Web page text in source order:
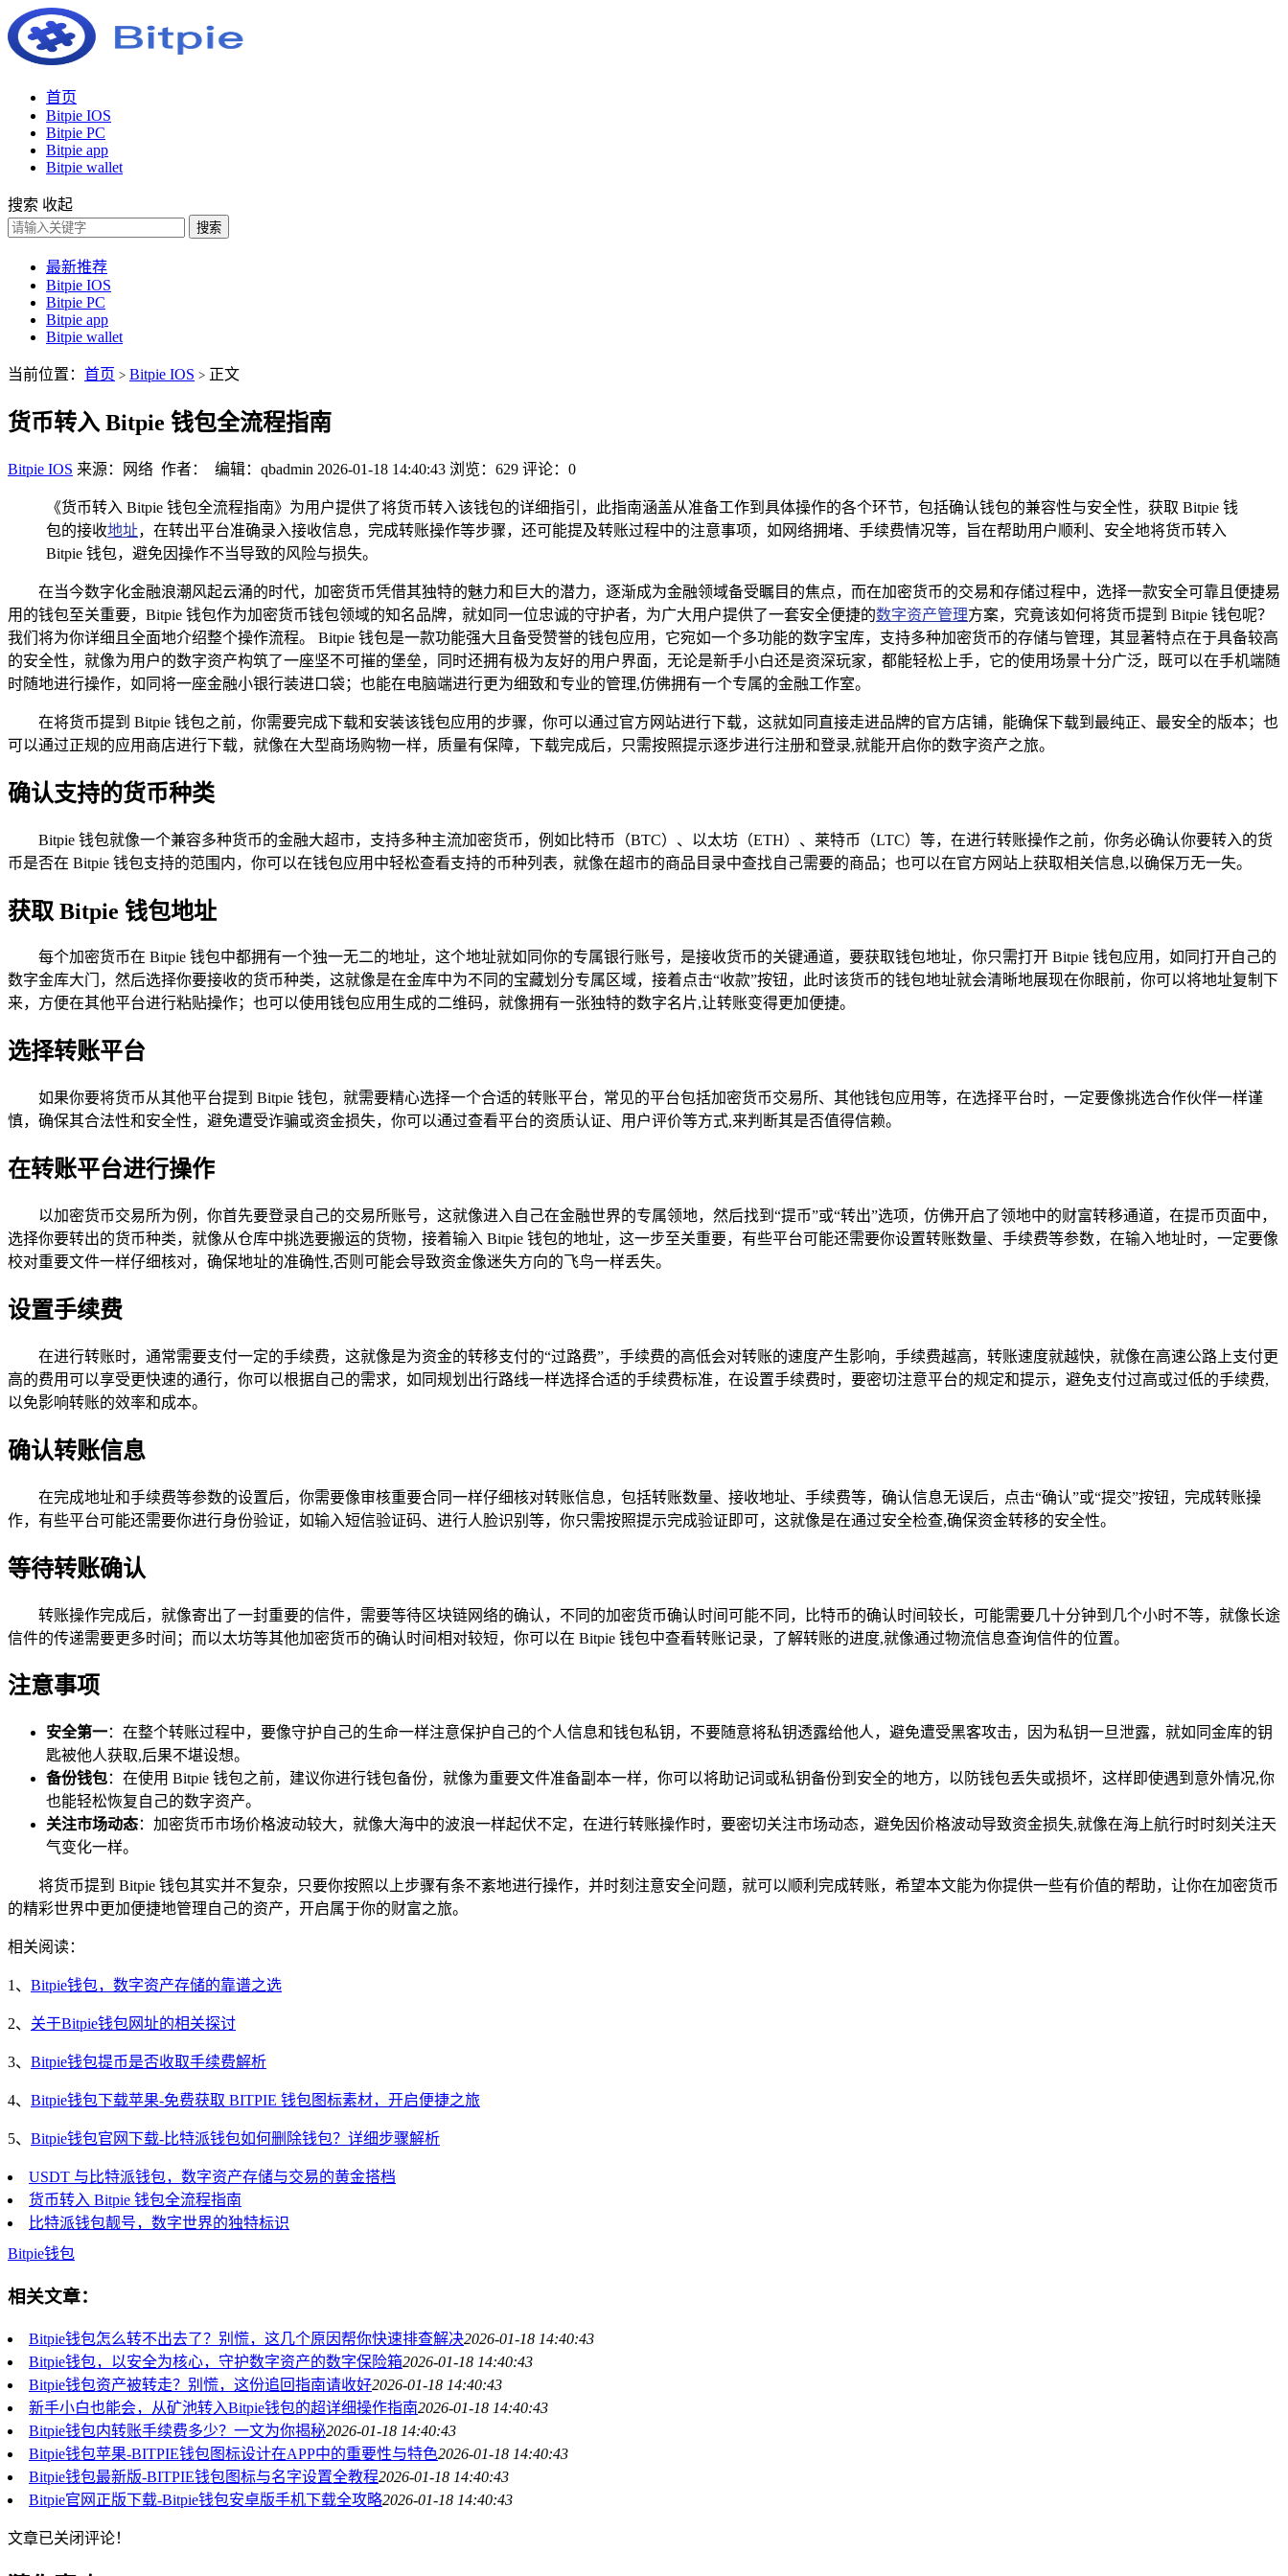
首页
Bitpie IOS
Bitpie PC
Bitpie app
Bitpie wallet
搜索 收起
搜索
最新推荐
Bitpie IOS
Bitpie PC
Bitpie app
Bitpie wallet
当前位置： 首页 > Bitpie IOS > 正文
货币转入 Bitpie 钱包全流程指南
Bitpie IOS 来源：网络 作者： 编辑：qbadmin 2026-01-18 14:40:43 浏览：629 评论：0
《货币转入 Bitpie 钱包全流程指南》为用户提供了将货币转入该钱包的详细指引，此指南涵盖从准备工作到具体操作的各个环节，包括确认钱包的兼容性与安全性，获取 Bitpie 钱
包的接收地址，在转出平台准确录入接收信息，完成转账操作等步骤，还可能提及转账过程中的注意事项，如网络拥堵、手续费情况等，旨在帮助用户顺利、安全地将货币转入
Bitpie 钱包，避免因操作不当导致的风险与损失。
在当今数字化金融浪潮风起云涌的时代，加密货币凭借其独特的魅力和巨大的潜力，逐渐成为金融领域备受瞩目的焦点，而在加密货币的交易和存储过程中，选择一款安全可靠且便捷易
用的钱包至关重要，Bitpie 钱包作为加密货币钱包领域的知名品牌，就如同一位忠诚的守护者，为广大用户提供了一套安全便捷的数字资产管理方案，究竟该如何将货币提到 Bitpie 钱包呢？
我们将为你详细且全面地介绍整个操作流程。 Bitpie 钱包是一款功能强大且备受赞誉的钱包应用，它宛如一个多功能的数字宝库，支持多种加密货币的存储与管理，其显著特点在于具备较高
的安全性，就像为用户的数字资产构筑了一座坚不可摧的堡垒，同时还拥有极为友好的用户界面，无论是新手小白还是资深玩家，都能轻松上手，它的使用场景十分广泛，既可以在手机端随
时随地进行操作，如同将一座金融小银行装进口袋；也能在电脑端进行更为细致和专业的管理,仿佛拥有一个专属的金融工作室。
在将货币提到 Bitpie 钱包之前，你需要完成下载和安装该钱包应用的步骤，你可以通过官方网站进行下载，这就如同直接走进品牌的官方店铺，能确保下载到最纯正、最安全的版本；也
可以通过正规的应用商店进行下载，就像在大型商场购物一样，质量有保障，下载完成后，只需按照提示逐步进行注册和登录,就能开启你的数字资产之旅。
确认支持的货币种类
Bitpie 钱包就像一个兼容多种货币的金融大超市，支持多种主流加密货币，例如比特币（BTC）、以太坊（ETH）、莱特币（LTC）等，在进行转账操作之前，你务必确认你要转入的货
币是否在 Bitpie 钱包支持的范围内，你可以在钱包应用中轻松查看支持的币种列表，就像在超市的商品目录中查找自己需要的商品；也可以在官方网站上获取相关信息,以确保万无一失。
获取 Bitpie 钱包地址
每个加密货币在 Bitpie 钱包中都拥有一个独一无二的地址，这个地址就如同你的专属银行账号，是接收货币的关键通道，要获取钱包地址，你只需打开 Bitpie 钱包应用，如同打开自己的
数字金库大门，然后选择你要接收的货币种类，这就像是在金库中为不同的宝藏划分专属区域，接着点击“收款”按钮，此时该货币的钱包地址就会清晰地展现在你眼前，你可以将地址复制下
来，方便在其他平台进行粘贴操作；也可以使用钱包应用生成的二维码，就像拥有一张独特的数字名片,让转账变得更加便捷。
选择转账平台
如果你要将货币从其他平台提到 Bitpie 钱包，就需要精心选择一个合适的转账平台，常见的平台包括加密货币交易所、其他钱包应用等，在选择平台时，一定要像挑选合作伙伴一样谨
慎，确保其合法性和安全性，避免遭受诈骗或资金损失，你可以通过查看平台的资质认证、用户评价等方式,来判断其是否值得信赖。
在转账平台进行操作
以加密货币交易所为例，你首先要登录自己的交易所账号，这就像进入自己在金融世界的专属领地，然后找到“提币”或“转出”选项，仿佛开启了领地中的财富转移通道，在提币页面中，
选择你要转出的货币种类，就像从仓库中挑选要搬运的货物，接着输入 Bitpie 钱包的地址，这一步至关重要，有些平台可能还需要你设置转账数量、手续费等参数，在输入地址时，一定要像
校对重要文件一样仔细核对，确保地址的准确性,否则可能会导致资金像迷失方向的飞鸟一样丢失。
设置手续费
在进行转账时，通常需要支付一定的手续费，这就像是为资金的转移支付的“过路费”，手续费的高低会对转账的速度产生影响，手续费越高，转账速度就越快，就像在高速公路上支付更
高的费用可以享受更快速的通行，你可以根据自己的需求，如同规划出行路线一样选择合适的手续费标准，在设置手续费时，要密切注意平台的规定和提示，避免支付过高或过低的手续费,
以免影响转账的效率和成本。
确认转账信息
在完成地址和手续费等参数的设置后，你需要像审核重要合同一样仔细核对转账信息，包括转账数量、接收地址、手续费等，确认信息无误后，点击“确认”或“提交”按钮，完成转账操
作，有些平台可能还需要你进行身份验证，如输入短信验证码、进行人脸识别等，你只需按照提示完成验证即可，这就像是在通过安全检查,确保资金转移的安全性。
等待转账确认
转账操作完成后，就像寄出了一封重要的信件，需要等待区块链网络的确认，不同的加密货币确认时间可能不同，比特币的确认时间较长，可能需要几十分钟到几个小时不等，就像长途
信件的传递需要更多时间；而以太坊等其他加密货币的确认时间相对较短，你可以在 Bitpie 钱包中查看转账记录，了解转账的进度,就像通过物流信息查询信件的位置。
注意事项
安全第一：在整个转账过程中，要像守护自己的生命一样注意保护自己的个人信息和钱包私钥，不要随意将私钥透露给他人，避免遭受黑客攻击，因为私钥一旦泄露，就如同金库的钥
匙被他人获取,后果不堪设想。
备份钱包：在使用 Bitpie 钱包之前，建议你进行钱包备份，就像为重要文件准备副本一样，你可以将助记词或私钥备份到安全的地方，以防钱包丢失或损坏，这样即使遇到意外情况,你
也能轻松恢复自己的数字资产。
关注市场动态：加密货币市场价格波动较大，就像大海中的波浪一样起伏不定，在进行转账操作时，要密切关注市场动态，避免因价格波动导致资金损失,就像在海上航行时时刻关注天
气变化一样。
将货币提到 Bitpie 钱包其实并不复杂，只要你按照以上步骤有条不紊地进行操作，并时刻注意安全问题，就可以顺利完成转账，希望本文能为你提供一些有价值的帮助，让你在加密货币
的精彩世界中更加便捷地管理自己的资产，开启属于你的财富之旅。
相关阅读：
1、 Bitpie钱包，数字资产存储的靠谱之选
2、 关于Bitpie钱包网址的相关探讨
3、 Bitpie钱包提币是否收取手续费解析
4、 Bitpie钱包下载苹果-免费获取 BITPIE 钱包图标素材，开启便捷之旅
5、 Bitpie钱包官网下载-比特派钱包如何删除钱包？详细步骤解析
USDT 与比特派钱包，数字资产存储与交易的黄金搭档
货币转入 Bitpie 钱包全流程指南
比特派钱包靓号，数字世界的独特标识
Bitpie钱包
相关文章：
Bitpie钱包怎么转不出去了？别慌，这几个原因帮你快速排查解决2026-01-18 14:40:43
Bitpie钱包，以安全为核心，守护数字资产的数字保险箱2026-01-18 14:40:43
Bitpie钱包资产被转走？别慌，这份追回指南请收好2026-01-18 14:40:43
新手小白也能会，从矿池转入Bitpie钱包的超详细操作指南2026-01-18 14:40:43
Bitpie钱包内转账手续费多少？一文为你揭秘2026-01-18 14:40:43
Bitpie钱包苹果-BITPIE钱包图标设计在APP中的重要性与特色2026-01-18 14:40:43
Bitpie钱包最新版-BITPIE钱包图标与名字设置全教程2026-01-18 14:40:43
Bitpie官网正版下载-Bitpie钱包安卓版手机下载全攻略2026-01-18 14:40:43
文章已关闭评论！